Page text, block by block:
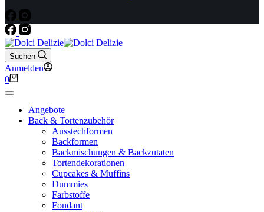
Suchen
Anmelden
Warenkorb
0
Angebote
Back & Tortenzubehör
Ausstechformen
Backformen
Backmischungen & Backzutaten
Tortendekorationen
Cupcakes & Muffins
Dummies
Farbstoffe
Fondant